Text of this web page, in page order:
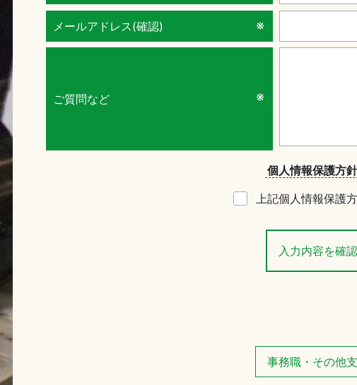
メールアドレス(確認)
ご質問など
個人情報保護方
上記個人情報保護
事務職・その他